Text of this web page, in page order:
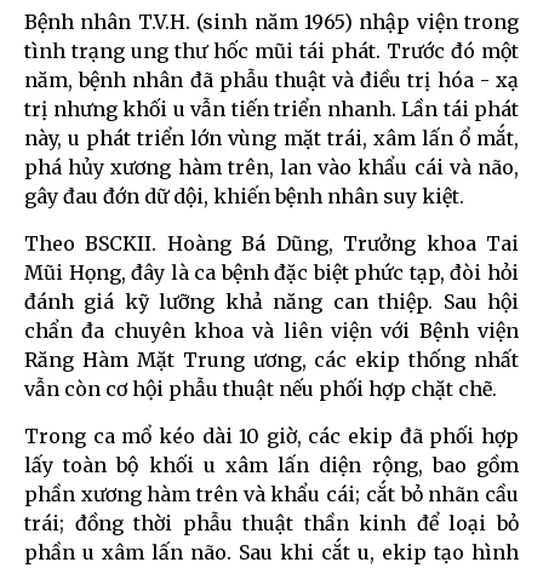
Bệnh nhân T.V.H. (sinh năm 1965) nhập viện trong
tình trạng ung thư hốc mũi tái phát. Trước đó một
năm, bệnh nhân đã phẫu thuật và điều trị hóa - xạ
trị nhưng khối u vẫn tiến triển nhanh. Lần tái phát
này, u phát triển lớn vùng mặt trái, xâm lấn ổ mắt,
phá hủy xương hàm trên, lan vào khẩu cái và não,
gây đau đớn dữ dội, khiến bệnh nhân suy kiệt.
Theo BSCKII. Hoàng Bá Dũng, Trưởng khoa Tai
Mũi Họng, đây là ca bệnh đặc biệt phức tạp, đòi hỏi
đánh giá kỹ lưỡng khả năng can thiệp. Sau hội
chẩn đa chuyên khoa và liên viện với Bệnh viện
Răng Hàm Mặt Trung ương, các ekip thống nhất
vẫn còn cơ hội phẫu thuật nếu phối hợp chặt chẽ.
Trong ca mổ kéo dài 10 giờ, các ekip đã phối hợp
lấy toàn bộ khối u xâm lấn diện rộng, bao gồm
phần xương hàm trên và khẩu cái; cắt bỏ nhãn cầu
trái; đồng thời phẫu thuật thần kinh để loại bỏ
phần u xâm lấn não. Sau khi cắt u, ekip tạo hình